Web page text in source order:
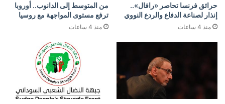
حرائق فرنسا تحاصر «رافال»..
إنذار لصناعة الدفاع والردع النووي
منذ 4 ساعات
من المتوسط إلى الدانوب.. أوروبا
ترفع مستوى المواجهة مع روسيا
منذ 4 ساعات